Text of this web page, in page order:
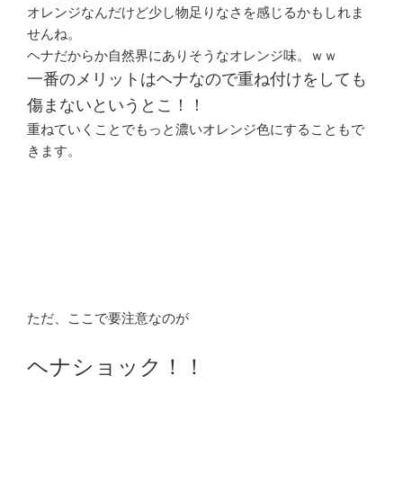
オレンジなんだけど少し物足りなさを感じるかもしれま
せんね。
ヘナだからか自然界にありそうなオレンジ味。ｗｗ
一番のメリットはヘナなので重ね付けをしても
傷まないというとこ！！
重ねていくことでもっと濃いオレンジ色にすることもで
きます。
ただ、ここで要注意なのが
ヘナショック！！